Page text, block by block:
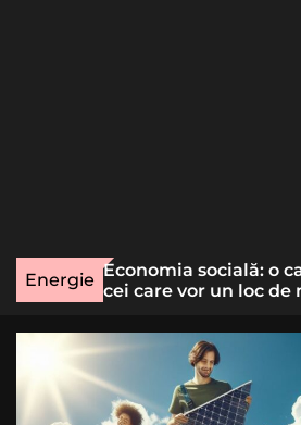
Energie
rară
Economia socială: o
cei care vor un loc de